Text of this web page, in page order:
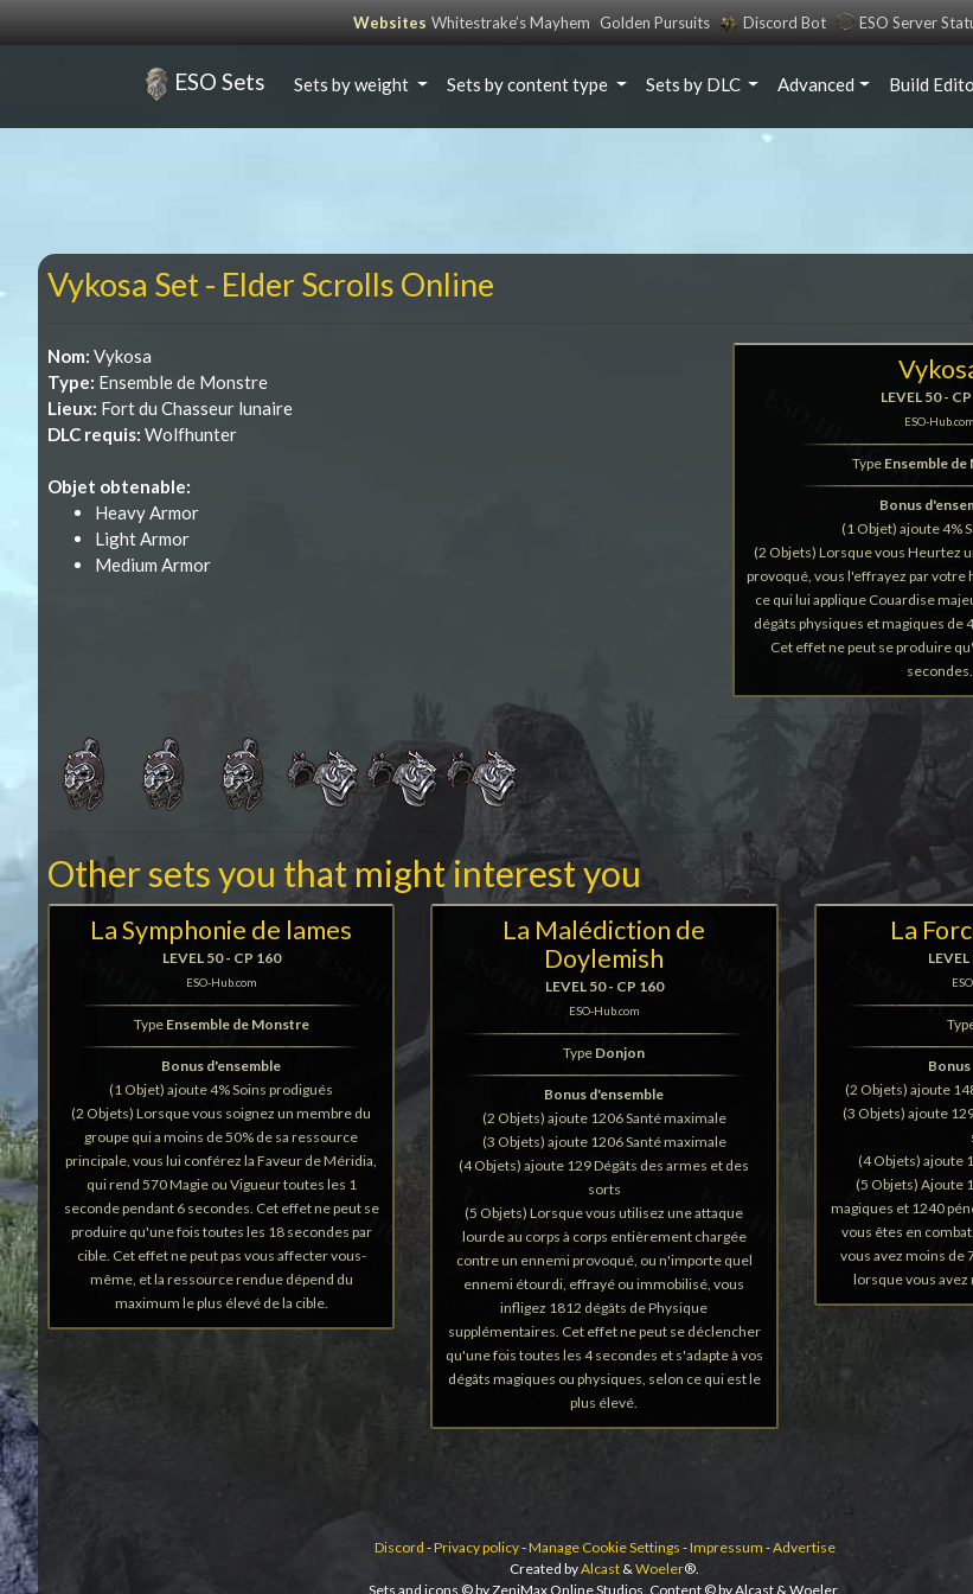
Websites Whitestrake’s Mayhem Golden Pursuits Discord Bot ESO Server
ESO Sets Sets by weight Sets by content type Sets by DLC Advanced Build
Vykosa Set - Elder Scrolls Online
LEVEL 50 -
ESO-Hub.com
Type Ensemble
Bonus
(1 Objet) ajoute 4%
(2 Objets) Lorsque vous Heurtez
provoqué, vous l'effrayez par
ce qui lui applique Couardise
dégâts physiques et magiques de
Cet effet ne peut se produire
secondes.
Nom: Vykosa
Type: Ensemble de Monstre
Lieux: Fort du Chasseur lunaire
DLC requis: Wolfhunter
Objet obtenable:
Heavy Armor
Light Armor
Medium Armor
Other sets you that might interest you
La Symphonie de lames
LEVEL 50 - CP 160
ESO-Hub.com
Type Ensemble de Monstre
Bonus d'ensemble
(1 Objet) ajoute 4% Soins prodigués
(2 Objets) Lorsque vous soignez un membre du
groupe qui a moins de 50% de sa ressource
principale, vous lui conférez la Faveur de Méridia,
qui rend 570 Magie ou Vigueur toutes les 1
seconde pendant 6 secondes. Cet effet ne peut se
produire qu'une fois toutes les 18 secondes par
cible. Cet effet ne peut pas vous affecter vous-
même, et la ressource rendue dépend du
maximum le plus élevé de la cible.
La Malédiction de
Doylemish
LEVEL 50 - CP 160
ESO-Hub.com
Type Donjon
Bonus d'ensemble
(2 Objets) ajoute 1206 Santé maximale
(3 Objets) ajoute 1206 Santé maximale
(4 Objets) ajoute 129 Dégâts des armes et des
sorts
(5 Objets) Lorsque vous utilisez une attaque
lourde au corps à corps entièrement chargée
contre un ennemi provoqué, ou n'importe quel
ennemi étourdi, effrayé ou immobilisé, vous
infligez 1812 dégâts de Physique
supplémentaires. Cet effet ne peut se déclencher
qu'une fois toutes les 4 secondes et s'adapte à vos
dégâts magiques ou physiques, selon ce qui est le
plus élevé.
La
(2 Objets) ajoute
(3 Objets) ajoute
(4 Objets) ajoute
(5 Objets) Ajoute
magiques et 1240
vous êtes en
vous avez moins de
lorsque vous avez
Discord -Privacy policy-Manage Cookie Settings -Impressum -Advertise
Created byAlcast &Woeler®.
Sets and icons © by ZeniMax Online Studios. Content © by Alcast & Woeler.